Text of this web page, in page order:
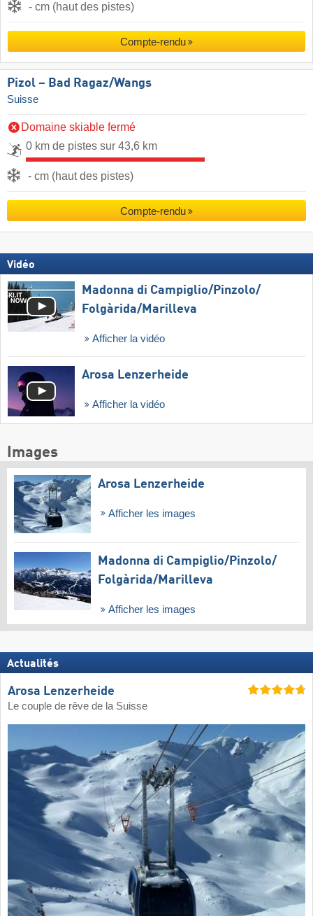
- cm (haut des pistes)
Compte-rendu
Pizol – Bad Ragaz/​Wangs
Suisse
Domaine skiable fermé
0 km de pistes sur 43,6 km
- cm (haut des pistes)
Compte-rendu
Vidéo
Madonna di Campiglio/​Pinzolo/​
Folgàrida/​Marilleva
Afficher la vidéo
Arosa Lenzerheide
Afficher la vidéo
Images
Arosa Lenzerheide
Afficher les images
Madonna di Campiglio/​Pinzolo/​
Folgàrida/​Marilleva
Afficher les images
Actualités
Arosa Lenzerheide
Le couple de rêve de la Suisse